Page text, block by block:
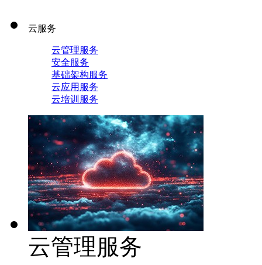
云服务
云管理服务
安全服务
基础架构服务
云应用服务
云培训服务
云管理服务